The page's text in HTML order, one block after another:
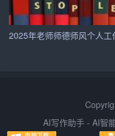
等方面，我的知识和技
3. 沟通协调能力待提高
针对上述问题，我制定
2025年老师师德师风个人工
AI写作助手 - AI智